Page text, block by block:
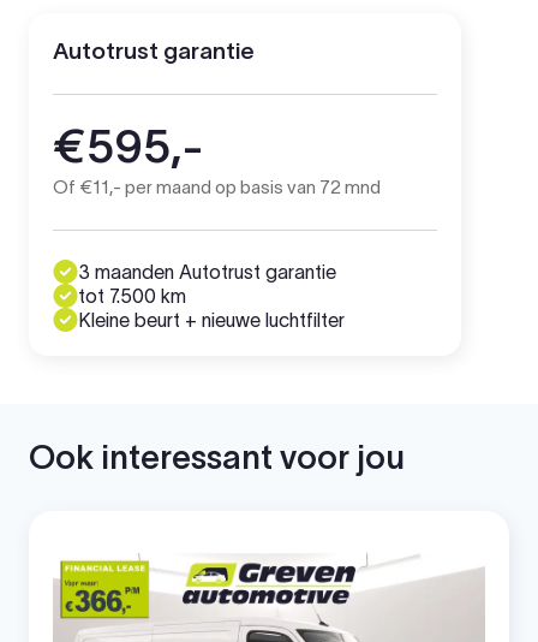
Autotrust garantie
€595,-
Of €11,- per maand op basis van 72 mnd
3 maanden Autotrust garantie
tot 7.500 km
Kleine beurt + nieuwe luchtfilter
Ook interessant voor jou